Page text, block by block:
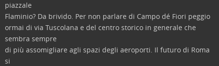
piazzale
Flaminio? Da brivido. Per non parlare di Campo dé Fiori peggio
ormai di via Tuscolana e del centro storico in generale che
sembra sempre
di più assomigliare agli spazi degli aeroporti. Il futuro di Roma
si